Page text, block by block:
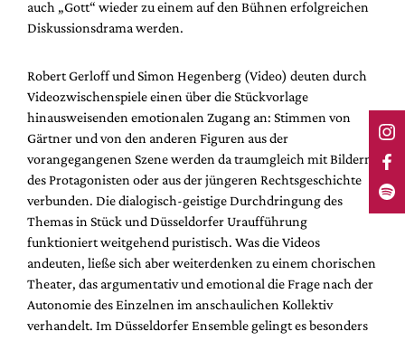
auch „Gott“ wieder zu einem auf den Bühnen erfolgreichen
Diskussionsdrama werden.
Robert Gerloff und Simon Hegenberg (Video) deuten durch
Videozwischenspiele einen über die Stückvorlage
hinausweisenden emotionalen Zugang an: Stimmen von
Gärtner und von den anderen Figuren aus der
vorangegangenen Szene werden da traumgleich mit Bildern
des Protagonisten oder aus der jüngeren Rechtsgeschichte
verbunden. Die dialogisch-geistige Durchdringung des
Themas in Stück und Düsseldorfer Uraufführung
funktioniert weitgehend puristisch. Was die Videos
andeuten, ließe sich aber weiterdenken zu einem chorischen
Theater, das argumentativ und emotional die Frage nach der
Autonomie des Einzelnen im anschaulichen Kollektiv
verhandelt. Im Düsseldorfer Ensemble gelingt es besonders